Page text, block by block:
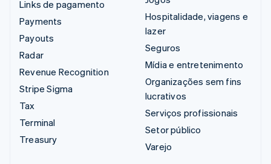
Links de pagamento
Payments
Payouts
Radar
Revenue Recognition
Stripe Sigma
Tax
Terminal
Treasury
Hospitalidade, viagens e
lazer
Seguros
Mídia e entretenimento
Organizações sem fins
lucrativos
Serviços profissionais
Setor público
Varejo